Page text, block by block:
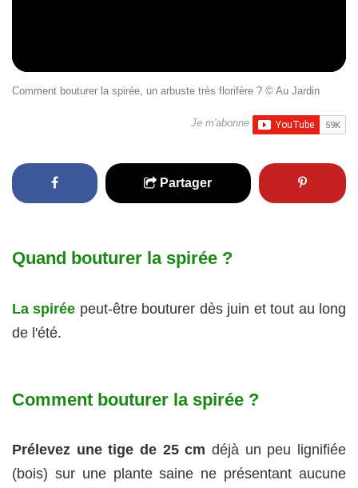
Comment bouturer la spirée, un arbuste très florifère ? © Au Jardin
Je m'abonne
Partager
Quand bouturer la spirée ?
La spirée peut-être bouturer dès juin et tout au long
de l'été.
Comment bouturer la spirée ?
Prélevez une tige de 25 cm déjà un peu lignifiée
(bois) sur une plante saine ne présentant aucune